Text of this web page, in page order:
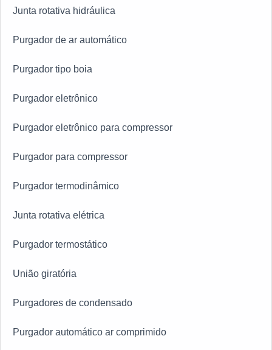
construídas por focar suas ações no resultado final,
as atividades e equipamentos de última geração. Tudo
consultores associados e equipe de alta qualidade,
toda a carteira de clientes.
Junta rotativa hidráulica
Purgador de ar automático
Purgador tipo boia
Purgador eletrônico
Purgador eletrônico para compressor
Purgador para compressor
Purgador termodinâmico
Junta rotativa elétrica
Purgador termostático
União giratória
Purgadores de condensado
Purgador automático ar comprimido